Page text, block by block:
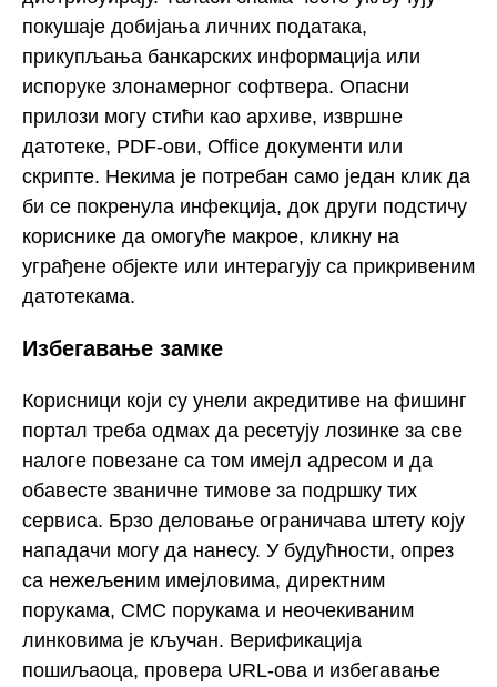
покушаје добијања личних података,
прикупљања банкарских информација или
испоруке злонамерног софтвера. Опасни
прилози могу стићи као архиве, извршне
датотеке, PDF-ови, Office документи или
скрипте. Некима је потребан само један клик да
би се покренула инфекција, док други подстичу
кориснике да омогуће макрое, кликну на
уграђене објекте или интерагују са прикривеним
датотекама.
Избегавање замке
Корисници који су унели акредитиве на фишинг
портал треба одмах да ресетују лозинке за све
налоге повезане са том имејл адресом и да
обавесте званичне тимове за подршку тих
сервиса. Брзо деловање ограничава штету коју
нападачи могу да нанесу. У будућности, опрез
са нежељеним имејловима, директним
порукама, СМС порукама и неочекиваним
линковима је кључан. Верификација
пошиљаоца, провера URL-ова и избегавање